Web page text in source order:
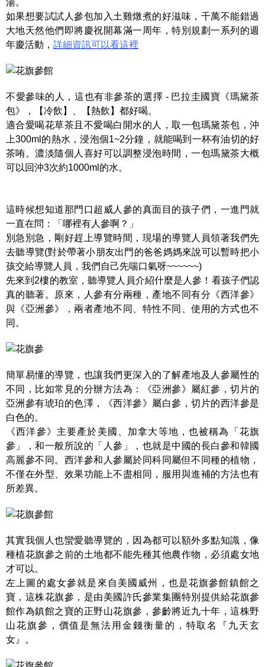
湯。
如果想要試試人參包加入土雞燉煮的好滋味，千萬不能錯過
大地天然他們即將慶祝開幕滿一周年，特別規劃一系列的週
年慶活動， 詳細資訊可以看這裡
不愛參味的人，這也有非參茶的選擇 - 巴拉圭國寶《瑪黛茶
包》，【冷飲】、【熱飲】都好喝。
適合愛喝花草茶且不愛喝白開水的人，取一包瑪黛茶包，沖
上300ml的熱水，浸泡個1~2分鐘，就能喝到一杯有油切的好
茶哊。濃淡隨個人喜好可以調整浸泡時間，一包瑪黛茶大概
可以回沖3次約1000ml的水。
這時候想知道那門口超威人參的真面目的孩子們，一進門就
一直在問：「哪裡有人參啊？」
別急別急，剛好趕上導覽時間，現場的導覽人員領著我們先
去聽導覽(對於帶著小朋友出門的爸爸媽媽來說可以暫時把小
孩交給導覽人員，我們自己先喘口氣呀~~~~~~)
先來到2樓的教室，聽導覽人員介紹什麼是人參！看孩子們認
真的聽著。原來，人參有分兩種，產地不同有分《西洋參》
與《亞洲參》，兩者產地不同、特性不同、使用的方式也不
同。
簡單易懂的導覽，也讓我們更深入的了解產地及人參屬性的
不同，比如常見的分辦方法為：《亞洲參》屬紅參，切片的
亞洲參有琥珀的色澤，《西洋參》屬白參，切片的西洋參是
白色的。
《西洋參》主要產於美國、加拿大等地，也被稱為「花旗
參」，和一般所說的「人參」，也就是中國的長白參和韓國
高麗參不同。西洋參和人參屬於同科同屬但不同種的植物，
不僅在外型、效果功能上不盡相同，服用與進補的方法也有
所差異。
其實我個人也蠻愛聽導覽的，因為都可以額外多點知識，像
種植花旗參之前的土地都不能先種其他農作物，必須處女地
才可以。
左上圖的處女參就是來自美國威州，也是花旗參館鎮館之
寶，這株花旗參，是由美國許氏參業集團特別提供給花旗參
館作為鎮館之寶的正野山花旗參，參齡將近九十年，這株野
山花旗參，價值是無法用金錢衡量的，特取名『九天玄
女』。